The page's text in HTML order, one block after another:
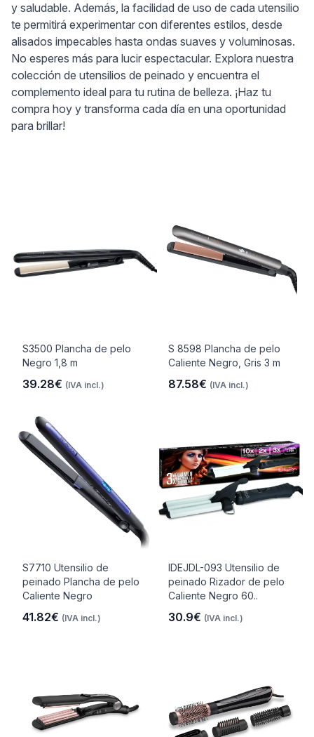
y saludable. Además, la facilidad de uso de cada utensilio
te permitirá experimentar con diferentes estilos, desde
alisados impecables hasta ondas suaves y voluminosas.
No esperes más para lucir espectacular. Explora nuestra
colección de utensilios de peinado y encuentra el
complemento ideal para tu rutina de belleza. ¡Haz tu
compra hoy y transforma cada día en una oportunidad
para brillar!
S3500 Plancha de pelo
Negro 1,8 m
39.28€ (IVA incl.)
S 8598 Plancha de pelo
Caliente Negro, Gris 3 m
87.58€ (IVA incl.)
S7710 Utensilio de
peinado Plancha de pelo
Caliente Negro
41.82€ (IVA incl.)
IDEJDL-093 Utensilio de
peinado Rizador de pelo
Caliente Negro 60..
30.9€ (IVA incl.)